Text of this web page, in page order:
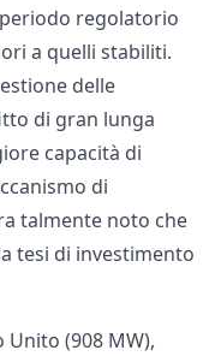
regolatorio
a quelli stabiliti.
delle
di gran lunga
capacità di
di
talmente noto che
tesi di investimento
Unito (908 MW),